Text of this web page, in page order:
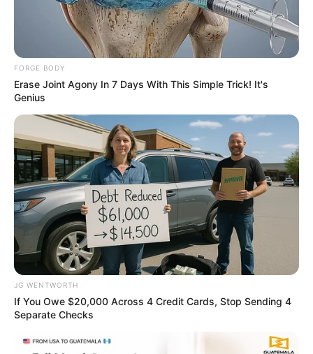
CTA FAVORITE
The Most Unexpected Wedding Dance Moments
BRAINBERRIES
Did You Notice How Natural Simba’s Movements
Looked In The Movie?
BRAINBERRIES
FORGE BODY
Erase Joint Agony In 7 Days With This Simple Trick! It's
Genius
JG WENTWORTH
If You Owe $20,000 Across 4 Credit Cards, Stop Sending 4
Separate Checks